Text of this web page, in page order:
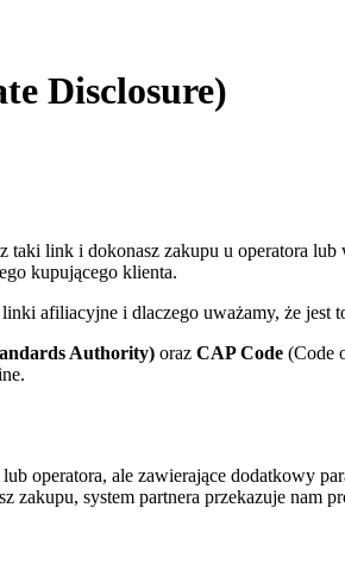
Disclosure)
link i dokonasz zakupu u operatora
kupującego klienta.
afiliacyjne i dlaczego uważamy, że
Authority) oraz CAP Code (Code
operatora, ale zawierające dodatkowy
zakupu, system partnera przekazuje nam